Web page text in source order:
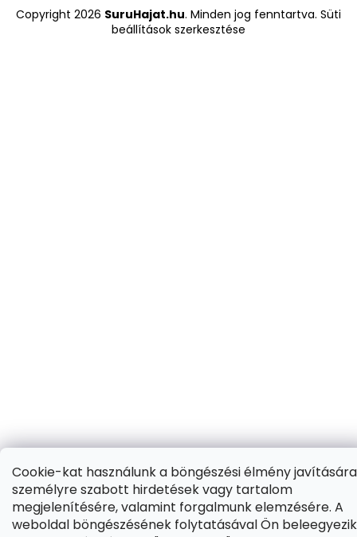
Cookie-kat használunk a böngészési élmény
személyre szabott hirdetések vagy tartalom
megjelenítésére, valamint forgalmunk elemzésére. A
weboldal böngészésének folytatásával Ön beleegyezik
Copyright 2026 SuruHajat.hu. Minden jog fenntartva. Süti
beállítások szerkesztése